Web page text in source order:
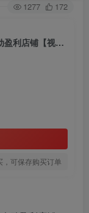
1277 172
新人实操虚拟项目步骤演示，0基础打造自动盈利店铺【视频课程】
可保存购买订单